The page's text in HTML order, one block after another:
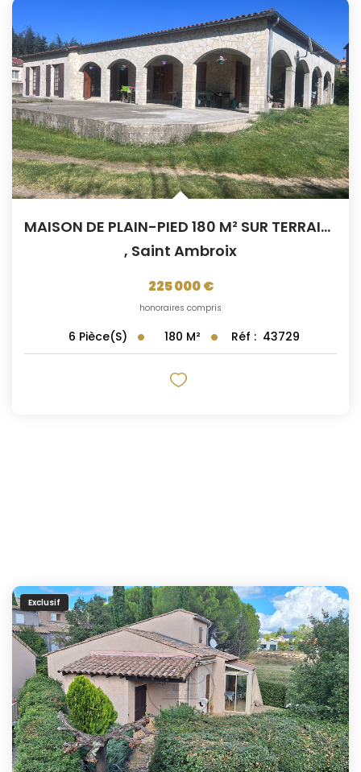
MAISON DE PLAIN-PIED 180 M² SUR TERRAIN 2 282 M² EN FIN...
, Saint Ambroix
225 000 €
honoraires compris
6 Pièce(s) 180 M² Réf : 43729
Exclusif